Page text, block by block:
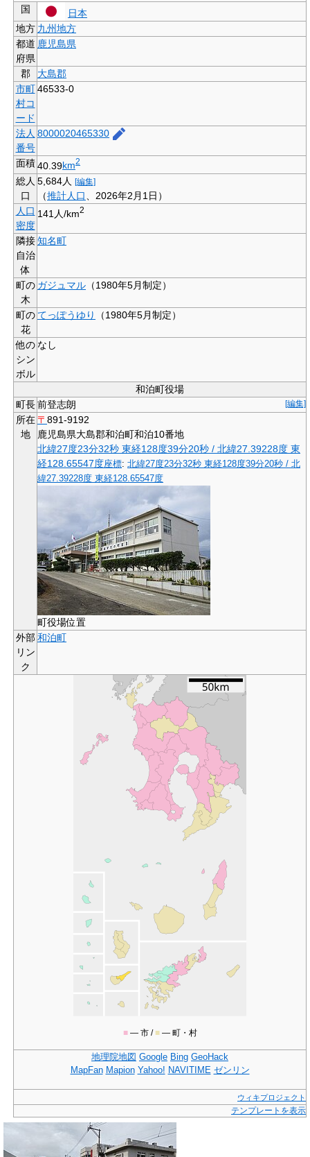
国
日本
地方 九州地方
都道
府県
鹿児島県
郡
大島郡
市町
村コ
ード
46533-0
法人
番号
8000020465330
面積 40.39km2
総人
口
5,684人 [編集]
（推計人口
、2026年2月1日）
人口
密度
141 人/km2
隣接
自治
体
知名町
町の
木
ガジュマル （1980年5月制定）
町の
花
てっぽうゆり （1980年5月制定）
他の
シン
ボル
なし
和泊町役場
町長
[編集]
前登志朗
所在
地
〒 891-9192
鹿児島県大島郡和泊町和泊10番地
北緯27度23分32秒 東経128度39分20秒 / 北緯27.39228度 東
経128.65547度座標: 北緯27度23分32秒 東経128度39分20秒 / 北
緯27.39228度 東経128.65547度
町役場位置
外部
リン
ク
和泊町
■― 市 / ■― 町・村
地理院地図 Google Bing GeoHack
MapFan Mapion Yahoo! NAVITIME ゼンリン
ウィキプロジェクト
テンプレートを表示